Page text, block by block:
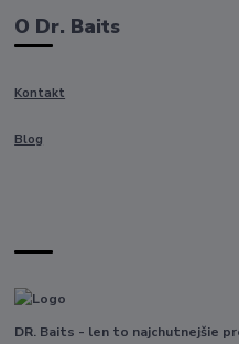
O Dr. Baits
Kontakt
Blog
DR. Baits - len to najchutnejšie